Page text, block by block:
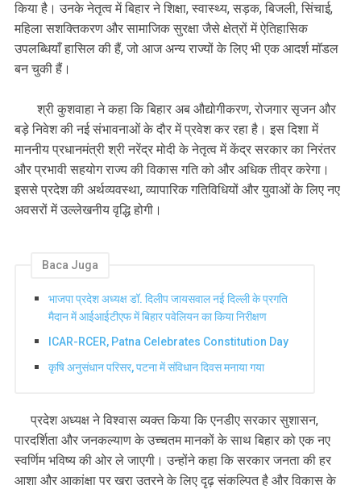
किया है। उनके नेतृत्व में बिहार ने शिक्षा, स्वास्थ्य, सड़क, बिजली, सिंचाई,
महिला सशक्तिकरण और सामाजिक सुरक्षा जैसे क्षेत्रों में ऐतिहासिक
उपलब्धियाँ हासिल की हैं, जो आज अन्य राज्यों के लिए भी एक आदर्श माॅडल
बन चुकी हैं।
श्री कुशवाहा ने कहा कि बिहार अब औद्योगीकरण, रोजगार सृजन और
बड़े निवेश की नई संभावनाओं के दौर में प्रवेश कर रहा है। इस दिशा में
माननीय प्रधानमंत्री श्री नरेंद्र मोदी के नेतृत्व में केंद्र सरकार का निरंतर
और प्रभावी सहयोग राज्य की विकास गति को और अधिक तीव्र करेगा।
इससे प्रदेश की अर्थव्यवस्था, व्यापारिक गतिविधियों और युवाओं के लिए नए
अवसरों में उल्लेखनीय वृद्धि होगी।
Baca Juga
भाजपा प्रदेश अध्यक्ष डॉ. दिलीप जायसवाल नई दिल्ली के प्रगति
मैदान में आईआईटीएफ में बिहार पवेलियन का किया निरीक्षण
ICAR-RCER, Patna Celebrates Constitution Day
कृषि अनुसंधान परिसर, पटना में संविधान दिवस मनाया गया
प्रदेश अध्यक्ष ने विश्वास व्यक्त किया कि एनडीए सरकार सुशासन,
पारदर्शिता और जनकल्याण के उच्चतम मानकों के साथ बिहार को एक नए
स्वर्णिम भविष्य की ओर ले जाएगी। उन्होंने कहा कि सरकार जनता की हर
आशा और आकांक्षा पर खरा उतरने के लिए दृढ़ संकल्पित है और विकास के